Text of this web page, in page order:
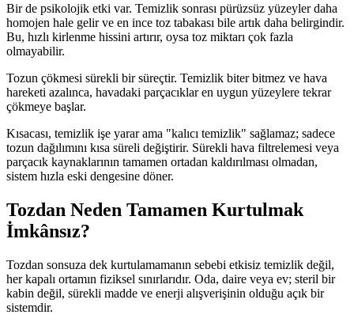
Bir de psikolojik etki var. Temizlik sonrası pürüzsüz yüzeyler daha
homojen hale gelir ve en ince toz tabakası bile artık daha belirgindir.
Bu, hızlı kirlenme hissini artırır, oysa toz miktarı çok fazla
olmayabilir.
Tozun çökmesi sürekli bir süreçtir. Temizlik biter bitmez ve hava
hareketi azalınca, havadaki parçacıklar en uygun yüzeylere tekrar
çökmeye başlar.
Kısacası, temizlik işe yarar ama "kalıcı temizlik" sağlamaz; sadece
tozun dağılımını kısa süreli değiştirir. Sürekli hava filtrelemesi veya
parçacık kaynaklarının tamamen ortadan kaldırılması olmadan,
sistem hızla eski dengesine döner.
Tozdan Neden Tamamen Kurtulmak
İmkânsız?
Tozdan sonsuza dek kurtulamamanın sebebi etkisiz temizlik değil,
her kapalı ortamın fiziksel sınırlarıdır. Oda, daire veya ev; steril bir
kabin değil, sürekli madde ve enerji alışverişinin olduğu açık bir
sistemdir.